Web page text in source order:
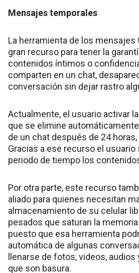
Mensajes temporales
La herramienta de los
gran recurso para tener la
contenidos íntimos o
comparten en un chat,
conversación sin dejar rastro
Actualmente, el usuario activar
que se elimine
de un chat después de 24
Gracias a ese recurso el
periodo de tiempo los
Por otra parte, este recurso
aliado para quienes necesitan
almacenamiento de su celular
pesados que saturan la
puesto que esa herramienta
automática de algunas
llenarse de fotos, videos,
que son basura.